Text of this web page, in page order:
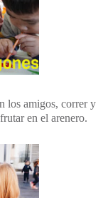
los amigos, correr y
en el arenero.